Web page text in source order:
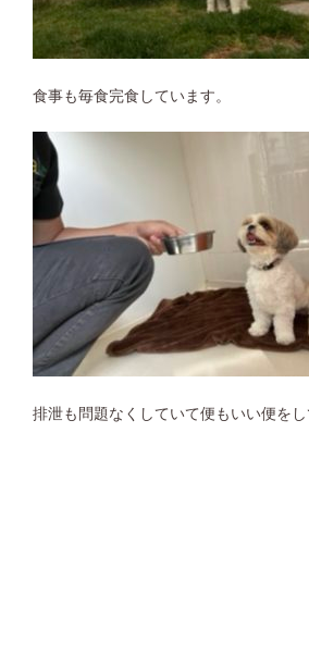
食事も毎食完食しています。
排泄も問題なくしていて便もいい便をし